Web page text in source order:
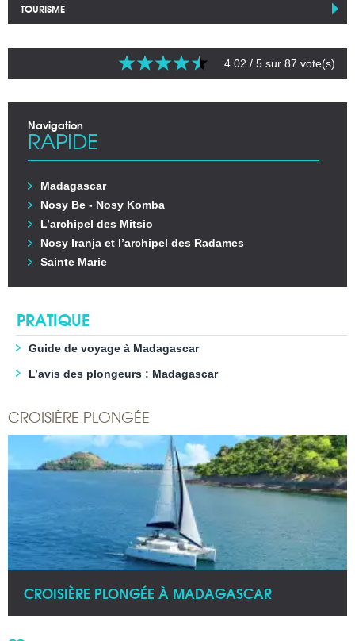
TOURISME
4.02 / 5 sur 87 vote(s)
Navigation
RAPIDE
Madagascar
Nosy Be - Nosy Komba
L’archipel des Mitsio
Nosy Iranja et l’archipel des Radames
Sainte Marie
PRATIQUE
Guide de voyage à Madagascar
L’avis des plongeurs : Madagascar
CROISIÈRE PLONGÉE
CROISIÈRE PLONGÉE À MADAGASCAR